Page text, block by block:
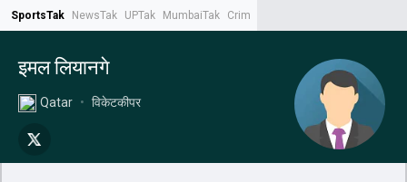
SportsTak NewsTak UPTak MumbaiTak CrimeTak
इमल लियानगे
Qatar • विकेटकीपर